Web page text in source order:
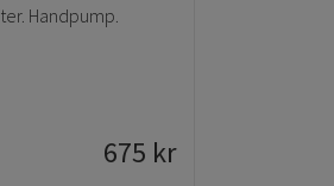
Handpump.
675 kr